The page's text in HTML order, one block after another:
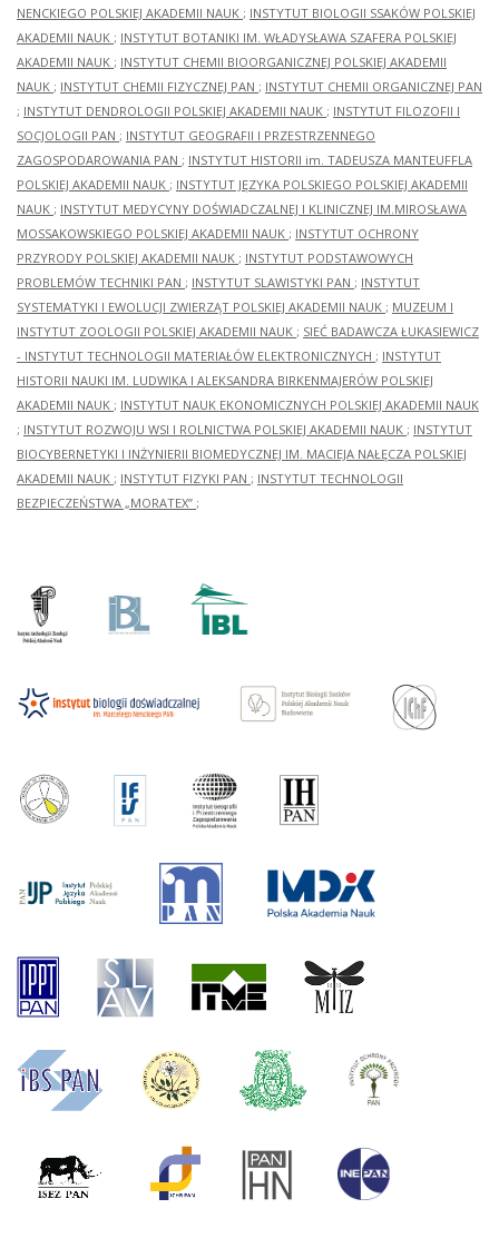
NENCKIEGO POLSKIEJ AKADEMII NAUK ; INSTYTUT BIOLOGII SSAKÓW POLSKIEJ
AKADEMII NAUK ; INSTYTUT BOTANIKI IM. WŁADYSŁAWA SZAFERA POLSKIEJ
AKADEMII NAUK ; INSTYTUT CHEMII BIOORGANICZNEJ POLSKIEJ AKADEMII
NAUK ; INSTYTUT CHEMII FIZYCZNEJ PAN ; INSTYTUT CHEMII ORGANICZNEJ PAN
; INSTYTUT DENDROLOGII POLSKIEJ AKADEMII NAUK ; INSTYTUT FILOZOFII I
SOCJOLOGII PAN ; INSTYTUT GEOGRAFII I PRZESTRZENNEGO
ZAGOSPODAROWANIA PAN ; INSTYTUT HISTORII im. TADEUSZA MANTEUFFLA
POLSKIEJ AKADEMII NAUK ; INSTYTUT JĘZYKA POLSKIEGO POLSKIEJ AKADEMII
NAUK ; INSTYTUT MEDYCYNY DOŚWIADCZALNEJ I KLINICZNEJ IM.MIROSŁAWA
MOSSAKOWSKIEGO POLSKIEJ AKADEMII NAUK ; INSTYTUT OCHRONY
PRZYRODY POLSKIEJ AKADEMII NAUK ; INSTYTUT PODSTAWOWYCH
PROBLEMÓW TECHNIKI PAN ; INSTYTUT SLAWISTYKI PAN ; INSTYTUT
SYSTEMATYKI I EWOLUCJI ZWIERZĄT POLSKIEJ AKADEMII NAUK ; MUZEUM I
INSTYTUT ZOOLOGII POLSKIEJ AKADEMII NAUK ; SIEĆ BADAWCZA ŁUKASIEWICZ
- INSTYTUT TECHNOLOGII MATERIAŁÓW ELEKTRONICZNYCH ; INSTYTUT
HISTORII NAUKI IM. LUDWIKA I ALEKSANDRA BIRKENMAJERÓW POLSKIEJ
AKADEMII NAUK ; INSTYTUT NAUK EKONOMICZNYCH POLSKIEJ AKADEMII NAUK
; INSTYTUT ROZWOJU WSI I ROLNICTWA POLSKIEJ AKADEMII NAUK ; INSTYTUT
BIOCYBERNETYKI I INŻYNIERII BIOMEDYCZNEJ IM. MACIEJA NAŁĘCZA POLSKIEJ
AKADEMII NAUK ; INSTYTUT FIZYKI PAN ; INSTYTUT TECHNOLOGII
BEZPIECZEŃSTWA „MORATEX” ;